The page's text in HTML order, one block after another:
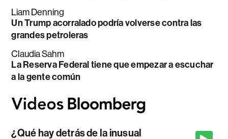
Liam Denning
Un Trump acorralado podría volverse contra las
grandes petroleras
Claudia Sahm
La Reserva Federal tiene que empezar a escuchar
a la gente común
¿Qué hay detrás de la inusual